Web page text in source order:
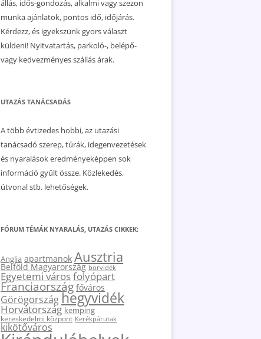
állás, idős-gondozás, alkalmi vagy szezon
munka ajánlatok, pontos idő, időjárás.
Kérdezz, és igyekszünk gyors választ
küldeni! Nyitvatartás, parkoló-, belépő-
vagy kedvezményes szállás árak.
UTAZÁS TANÁCSADÁS
A több évtizedes hobbi, az utazási
tanácsadó szerep, túrák, idegenvezetések
és nyaralások eredményeképpen sok
információ gyűlt össze. Közlekedés,
útvonal stb. lehetőségek.
FÓRUM TÉMÁK NYARALÁS, UTAZÁS CIKKEK:
Anglia apartmanok Ausztria
Belföld Magyarország borvidék
Egyetemi városfolyópart
Franciaország főváros
Görögországhegyvidék
Horvátország kemping
kereskedelmi központ Kerékpárutak
kikötőváros